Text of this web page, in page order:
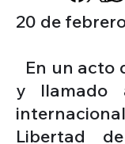
20 de
En un acto
y llamado
Libertad